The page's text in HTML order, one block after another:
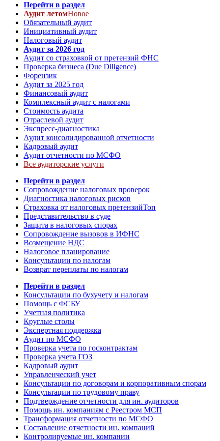
Перейти в раздел
Аудит летомНовое
Обязательный аудит
Инициативный аудит
Налоговый аудит
Аудит за 2026 год
Аудит со страховкой от претензий ФНС
Проверка бизнеса (Due Diligence)
Форензик
Аудит за 2025 год
Финансовый аудит
Комплексный аудит с налогами
Стоимость аудита
Отраслевой аудит
Экспресс-диагностика
Аудит консолидированной отчетности
Кадровый аудит
Аудит отчетности по МСФО
Все аудиторские услуги
Перейти в раздел
Сопровождение налоговых проверок
Диагностика налоговых рисков
Страховка от налоговых претензийТоп
Представительство в суде
Защита в налоговых спорах
Сопровождение вызовов в ИФНС
Возмещение НДС
Налоговое планирование
Консультации по налогам
Возврат переплаты по налогам
Перейти в раздел
Консультации по бухучету и налогам
Помощь с ФСБУ
Учетная политика
Круглые столы
Экспертная поддержка
Аудит по МСФО
Проверка учета по госконтрактам
Проверка учета ГОЗ
Кадровый аудит
Управленческий учет
Консультации по договорам и корпоративным спорам
Консультации по трудовому праву
Подтверждение отчетности для ин. аудиторов
Помощь ин. компаниям с Реестром МСП
Трансформация отчетности по МСФО
Составление отчетности ин. компаний
Контролируемые ин. компании